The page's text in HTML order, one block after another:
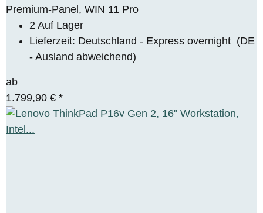
Premium-Panel, WIN 11 Pro
2 Auf Lager
Lieferzeit: Deutschland - Express overnight (DE
- Ausland abweichend)
ab
1.799,90 € *